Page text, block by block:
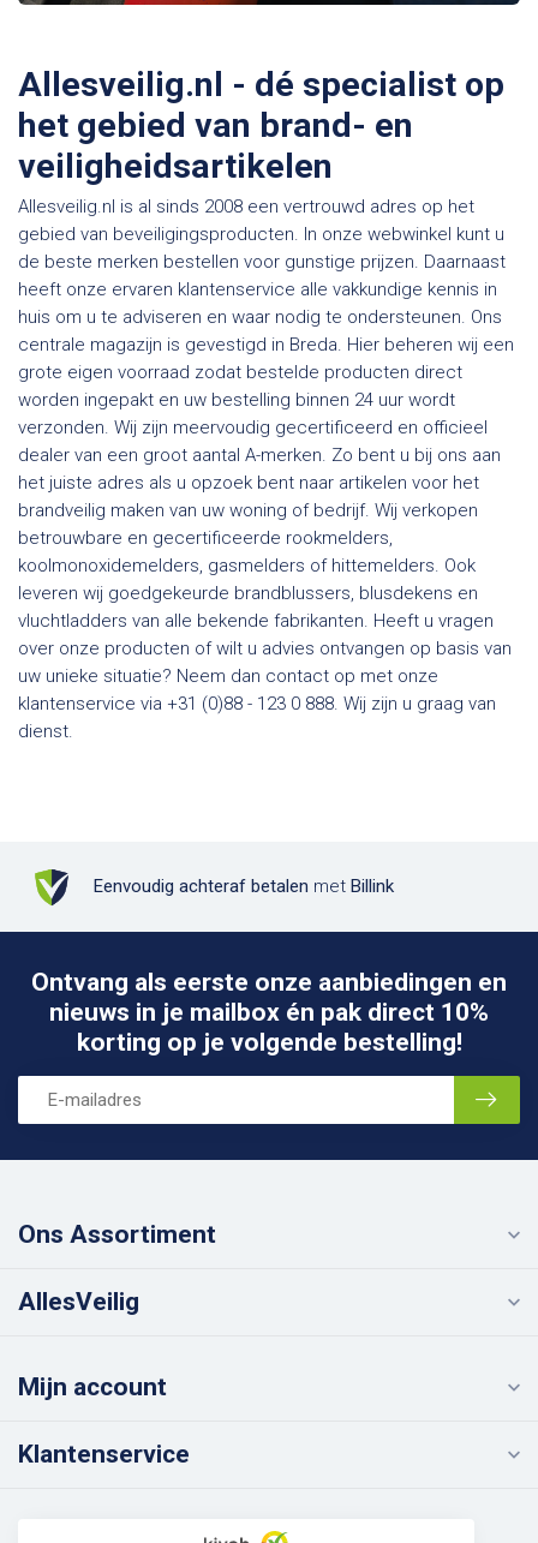
Allesveilig.nl - dé specialist op
het gebied van brand- en
veiligheidsartikelen
Allesveilig.nl is al sinds 2008 een vertrouwd adres op het
gebied van beveiligingsproducten. In onze webwinkel kunt u
de beste merken bestellen voor gunstige prijzen. Daarnaast
heeft onze ervaren klantenservice alle vakkundige kennis in
huis om u te adviseren en waar nodig te ondersteunen. Ons
centrale magazijn is gevestigd in Breda. Hier beheren wij een
grote eigen voorraad zodat bestelde producten direct
worden ingepakt en uw bestelling binnen 24 uur wordt
verzonden. Wij zijn meervoudig gecertificeerd en officieel
dealer van een groot aantal A-merken. Zo bent u bij ons aan
het juiste adres als u opzoek bent naar artikelen voor het
brandveilig maken van uw woning of bedrijf. Wij verkopen
betrouwbare en gecertificeerde rookmelders,
koolmonoxidemelders, gasmelders of hittemelders. Ook
leveren wij goedgekeurde brandblussers, blusdekens en
vluchtladders van alle bekende fabrikanten. Heeft u vragen
over onze producten of wilt u advies ontvangen op basis van
uw unieke situatie? Neem dan contact op met onze
klantenservice via +31 (0)88 - 123 0 888. Wij zijn u graag van
dienst.
Eenvoudig achteraf betalen met Billink
Ontvang als eerste onze aanbiedingen en
nieuws in je mailbox én pak direct 10%
korting op je volgende bestelling!
Ons Assortiment
AllesVeilig
Mijn account
Klantenservice